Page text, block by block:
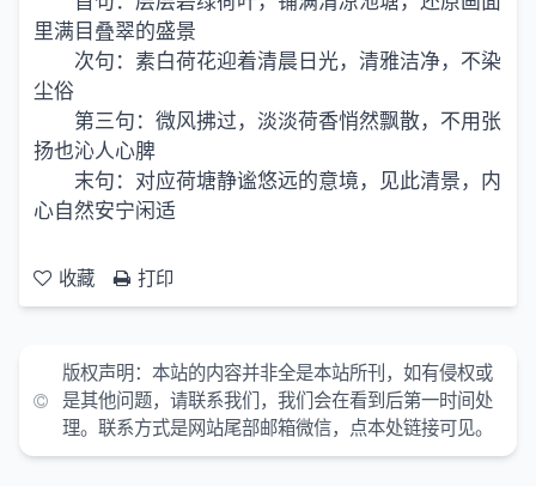
里满目叠翠的盛景
次句：素白荷花迎着清晨日光，清雅洁净，不染
尘俗
第三句：微风拂过，淡淡荷香悄然飘散，不用张
扬也沁人心脾
末句：对应荷塘静谧悠远的意境，见此清景，内
心自然安宁闲适
收藏 打印
版权声明： 本站的内容并非全是本站所刊，如有侵权或
是其他问题，请联系我们，我们会在看到后第一时间处
理。联系方式是网站尾部邮箱微信，点本处链接可见。